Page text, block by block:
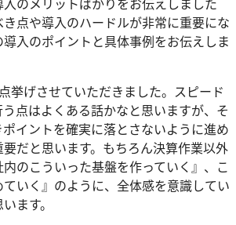
点や導入のハードルが非常に重要にな
入のポイントと具体事例をお伝えしま
挙げさせていただきました。スピード
点はよくある話かなと思いますが、そ
イントを確実に落とさないように進め
だと思います。もちろん決算作業以外
のこういった基盤を作っていく』、こ
いく』のように、全体感を意識してい
ます。